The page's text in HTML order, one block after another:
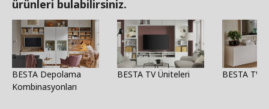
ürünleri bulabilirsiniz.
BESTA Depolama
Kombinasyonları
BESTA TV Üniteleri BESTA TV